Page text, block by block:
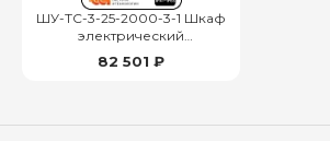
ШУ-ТС-3-25-2000-3-1 Шкаф
электрический
низковольтный
82 501 ₽